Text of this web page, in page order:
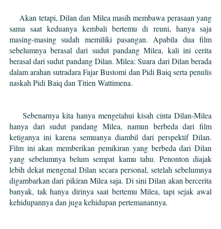
Akan tetapi, Dilan dan Milea masih membawa perasaan yang
sama saat keduanya kembali bertemu di reuni, hanya saja
masing-masing sudah memiliki pasangan. Apabila dua film
sebelumnya berasal dari sudut pandang Milea, kali ini cerita
berasal dari sudut pandang Dilan. Milea: Suara dari Dilan berada
dalam arahan sutradara Fajar Bustomi dan Pidi Baiq serta penulis
naskah Pidi Baiq dan Titien Wattimena.
Sebenarnya kita hanya mengetahui kisah cinta Dilan-Milea
hanya dari sudut pandang Milea, namun berbeda dari film
ketiganya ini karena semuanya diambil dari perspektif Dilan.
Film ini akan memberikan pemikiran yang berbeda dari Dilan
yang sebelumnya belum sempat kamu tahu. Penonton diajak
lebih dekat mengenal Dilan secara personal, setelah sebelumnya
digambarkan dari pikiran Milea saja. Di sini Dilan akan bercerita
banyak, tak hanya dirinya saat bertemu Milea, tapi sejak awal
kehidupannya dan juga kehidupan pertemanannya.